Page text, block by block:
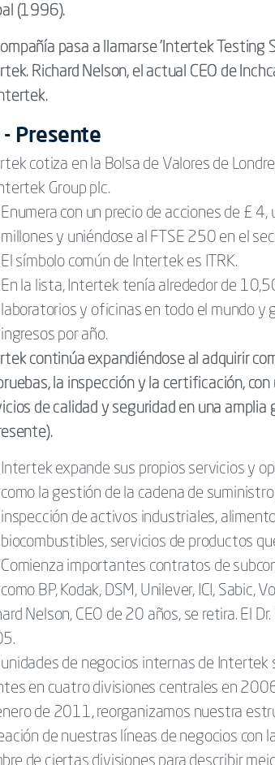
(1996).
pasa a llamarse 'Intertek Testing
Richard Nelson, el actual CEO de
Presente
cotiza en la Bolsa de Valores de
Group plc.
Enumera con un precio de acciones de £
millones y uniéndose al FTSE 250 en el
El símbolo común de Intertek es ITRK.
En la lista, Intertek tenía alrededor de
laboratorios y oficinas en todo el mundo y
ingresos por año.
continúa expandiéndose al adquirir
la inspección y la certificación,
de calidad y seguridad en una
Intertek expande sus propios servicios y
como la gestión de la cadena de
inspección de activos industriales,
biocombustibles, servicios de productos
Comienza importantes contratos de
como BP, Kodak, DSM, Unilever, ICI, Sabic,
Nelson, CEO de 20 años, se retira. El
de negocios internas de
en cuatro divisiones centrales en
de 2011, reorganizamos nuestra
de nuestras líneas de negocios con
de ciertas divisiones para describir